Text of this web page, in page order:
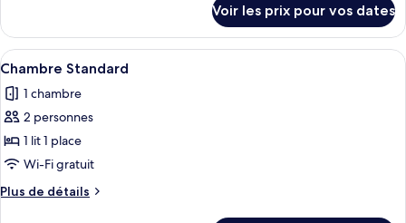
Chambre
Premium,
1
grand
lit
le
type
de
Chambre
Premium,
grand
lit
Voir les prix pour vos dates
Afficher
toutes
les
photos
pour
ce
type
de
Un lit avec une literie et des oreillers
5
Chambre Standard
1 chambre
2 personnes
1 lit 1 place
Wi-Fi gratuit
Plus de détails
Plus